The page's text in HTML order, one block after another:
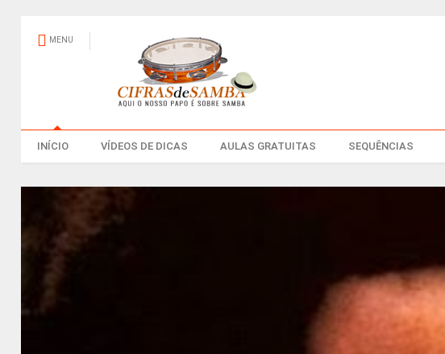
MENU
INÍCIO VÍDEOS DE DICAS AULAS GRATUITAS SEQUÊNCIAS